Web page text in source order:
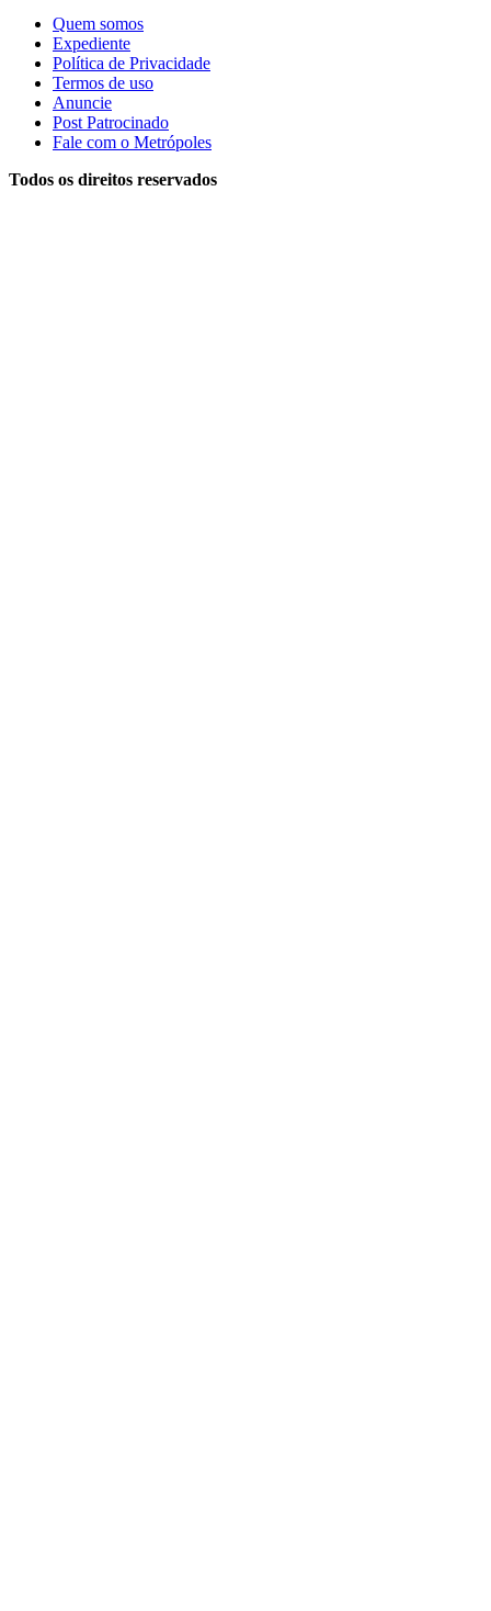
Quem somos
Expediente
Política de Privacidade
Termos de uso
Anuncie
Post Patrocinado
Fale com o Metrópoles
Todos os direitos reservados